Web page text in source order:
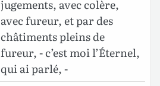
jugements, avec colère,
avec fureur, et par des
châtiments pleins de
fureur, - c’est moi l’Éternel,
qui ai parlé, -